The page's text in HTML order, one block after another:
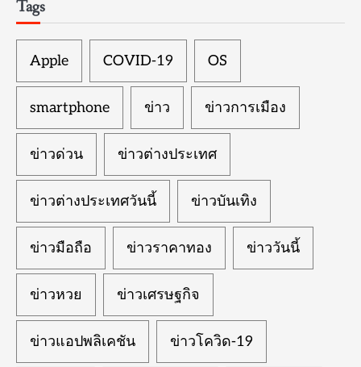
Tags
Apple COVID-19 OS
smartphone ข่าว ข่าวการเมือง
ข่าวด่วน ข่าวต่างประเทศ
ข่าวต่างประเทศวันนี้ ข่าวบันเทิง
ข่าวมือถือ ข่าวราคาทอง ข่าววันนี้
ข่าวหวย ข่าวเศรษฐกิจ
ข่าวแอปพลิเคชัน ข่าวโควิด-19